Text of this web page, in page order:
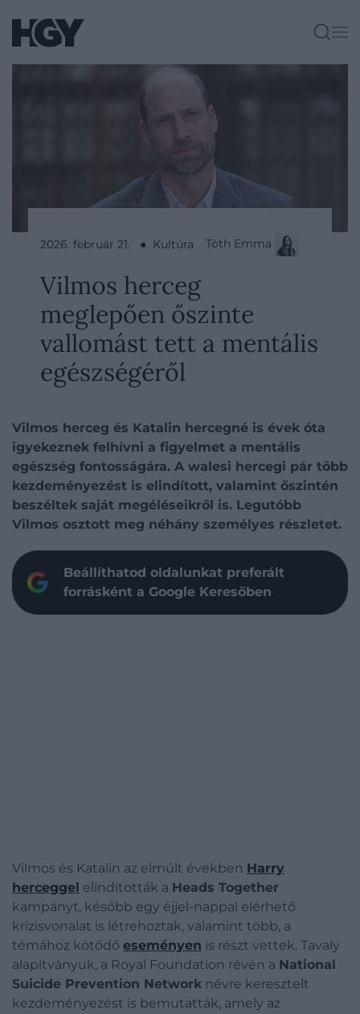
2026. február 21. ● Kultúra Tóth Emma
Vilmos herceg
meglepően őszinte
vallomást tett a mentális
egészségéről
Vilmos herceg és Katalin hercegné is évek óta
igyekeznek felhívni a figyelmet a mentális
egészség fontosságára. A walesi hercegi pár több
kezdeményezést is elindított, valamint őszintén
beszéltek saját megéléseikről is. Legutóbb
Vilmos osztott meg néhány személyes részletet.
Beállíthatod oldalunkat preferált
forrásként a Google Keresőben
Vilmos és Katalin az elmúlt években Harry
herceggel elindították a Heads Together
kampányt, később egy éjjel-nappal elérhető
krízisvonalat is létrehoztak, valamint több, a
témához kötődő eseményen is részt vettek. Tavaly
alapítványuk, a Royal Foundation révén a National
Suicide Prevention Network névre keresztelt
kezdeményezést is bemutatták, amely az